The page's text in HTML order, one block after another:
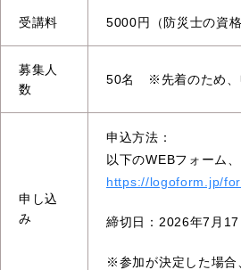
受講料 5000円（防災士の資格
募集人
数
50名 ※先着のため、
申し込
み
申込方法：
以下のWEBフォーム
https://logoform.jp/
締切日：2026年7月17
※参加が決定した場合